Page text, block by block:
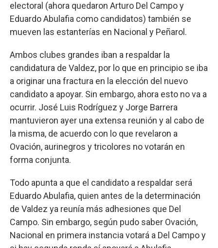
electoral (ahora quedaron Arturo Del Campo y
Eduardo Abulafia como candidatos) también se
mueven las estanterías en Nacional y Peñarol.
Ambos clubes grandes iban a respaldar la
candidatura de Valdez, por lo que en principio se iba
a originar una fractura en la elección del nuevo
candidato a apoyar. Sin embargo, ahora esto no va a
ocurrir. José Luis Rodríguez y Jorge Barrera
mantuvieron ayer una extensa reunión y al cabo de
la misma, de acuerdo con lo que revelaron a
Ovación, aurinegros y tricolores no votarán en
forma conjunta.
Todo apunta a que el candidato a respaldar será
Eduardo Abulafia, quien antes de la determinación
de Valdez ya reunía más adhesiones que Del
Campo. Sin embargo, según pudo saber Ovación,
Nacional en primera instancia votará a Del Campo y